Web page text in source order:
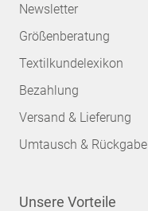
Newsletter
Größenberatung
Textilkundelexikon
Bezahlung
Versand & Lieferung
Umtausch & Rückgabe
Unsere Vorteile